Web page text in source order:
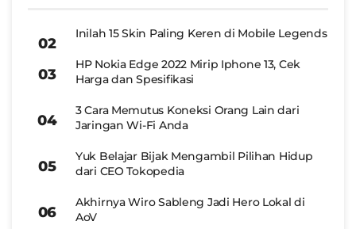
Inilah 15 Skin Paling Keren di Mobile Legends
HP Nokia Edge 2022 Mirip Iphone 13, Cek
Harga dan Spesifikasi
3 Cara Memutus Koneksi Orang Lain dari
Jaringan Wi-Fi Anda
Yuk Belajar Bijak Mengambil Pilihan Hidup
dari CEO Tokopedia
Akhirnya Wiro Sableng Jadi Hero Lokal di
AoV